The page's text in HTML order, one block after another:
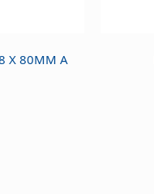
X 80MM A